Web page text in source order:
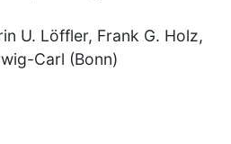
U. Löffler, Frank G. Holz,
Carl (Bonn)